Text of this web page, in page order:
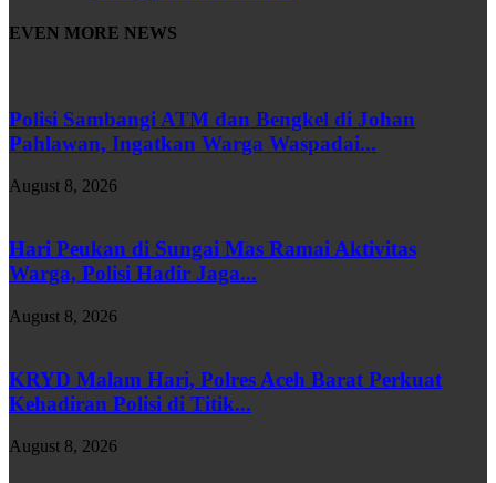
EVEN MORE NEWS
Polisi Sambangi ATM dan Bengkel di Johan
Pahlawan, Ingatkan Warga Waspadai...
August 8, 2026
Hari Peukan di Sungai Mas Ramai Aktivitas
Warga, Polisi Hadir Jaga...
August 8, 2026
KRYD Malam Hari, Polres Aceh Barat Perkuat
Kehadiran Polisi di Titik...
August 8, 2026